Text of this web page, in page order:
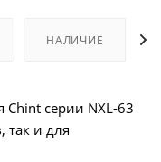
НАЛИЧИЕ
Chint серии NXL-63
так и для